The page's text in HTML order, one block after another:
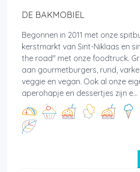
DE BAKMOBIEL
Begonnen in 2011 met onze
kerstmarkt van Sint-Niklaas en
the road" met onze foodtruck.
aan gourmetburgers, rund,
veggie en vegan. Ook al onze
aperohapje en dessertjes zijn e...